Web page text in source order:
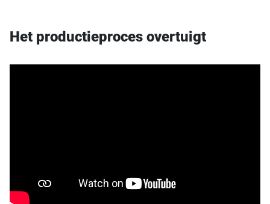
Het productieproces overtuigt